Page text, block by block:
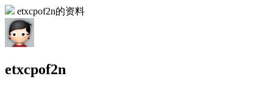
etxcpof2n的资料
etxcpof2n